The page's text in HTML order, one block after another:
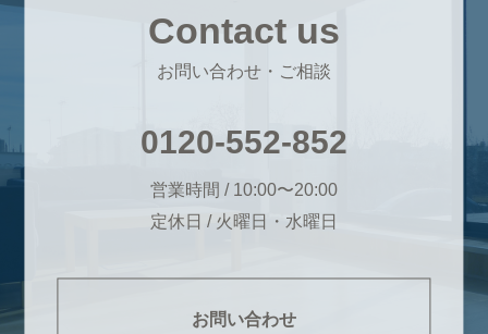
Contact us
お問い合わせ・ご相談
0120-552-852
営業時間 / 10:00〜20:00
定休日 / 火曜日・水曜日
お問い合わせ